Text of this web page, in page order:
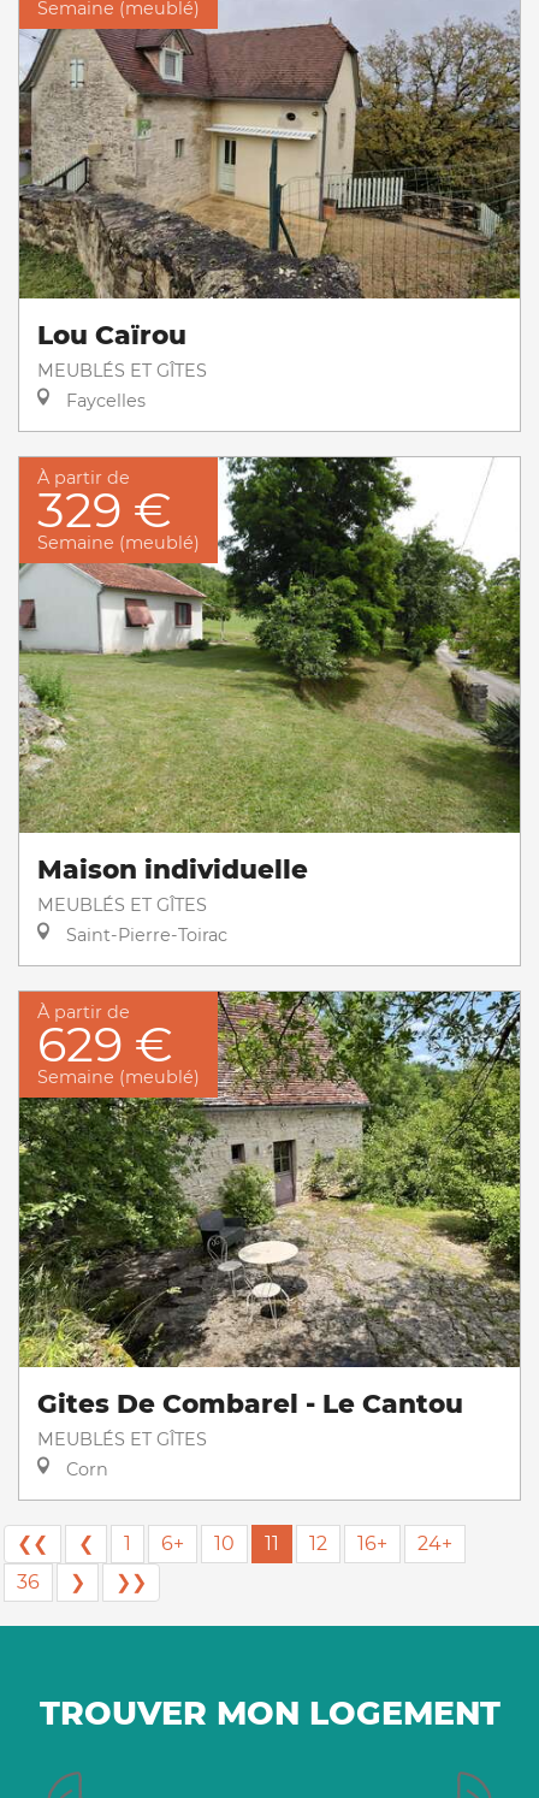
Semaine (meublé)
Lou Caïrou
MEUBLÉS ET GÎTES
Faycelles
À partir de
329 €
Semaine (meublé)
Maison individuelle
MEUBLÉS ET GÎTES
Saint-Pierre-Toirac
À partir de
629 €
Semaine (meublé)
Gites De Combarel - Le Cantou
MEUBLÉS ET GÎTES
Corn
❮❮ ❮ 1 6+ 10 11 12 16+
24+
36
❯ ❯❯
TROUVER MON LOGEMENT